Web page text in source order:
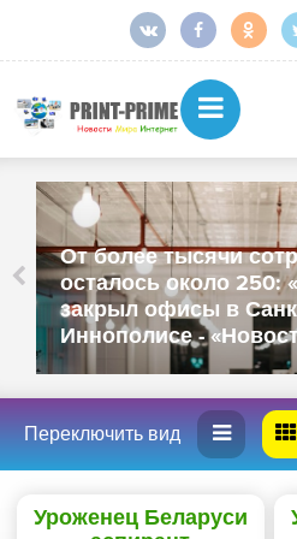
От более тысячи
осталось около
закрыл офисы в
Иннополисе -
Уроженец Беларуси